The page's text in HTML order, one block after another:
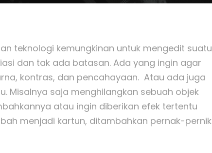
teknologi kemungkinan untuk mengedit suatu
dan tak ada batasan. Ada yang ingin agar
kontras, dan pencahayaan. Atau ada juga
Misalnya saja menghilangkan sebuah objek
atau ingin diberikan efek tertentu
menjadi kartun, ditambahkan pernak-pernik